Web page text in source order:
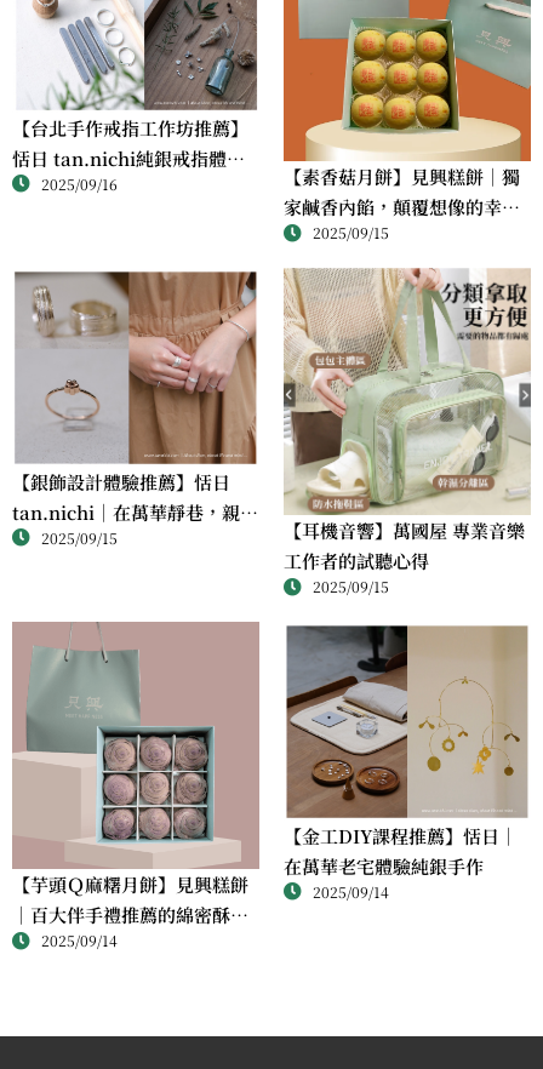
【台北手作戒指工作坊推薦】
恬日 tan.nichi純銀戒指體驗
｜情侶・朋友一起完成的金工
2025/09/16
【素香菇月餅】見興糕餅｜獨
家鹹香內餡，顛覆想像的幸福
滋味2025/09/15
【銀飾設計體驗推薦】恬日
tan.nichi｜在萬華靜巷，親手
完成屬於自己的銀戒
2025/09/15
【耳機音響】萬國屋 專業音樂
工作者的試聽心得
2025/09/15
【芋頭Ｑ麻糬月餅】見興糕餅
｜百大伴手禮推薦的綿密酥香
新體驗2025/09/14
【金工DIY課程推薦】恬日｜
在萬華老宅體驗純銀手作
2025/09/14